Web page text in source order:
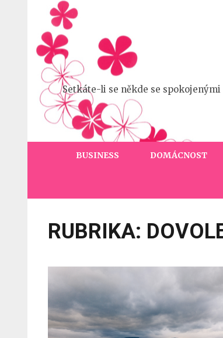
Přeskočit
obsah
(stiskněte
Enter)
Setkáte-li se někde se
BUSINESS DOMÁCNOST
RUBRIKA: